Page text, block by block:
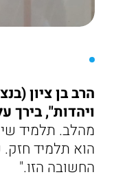
הרב בן ציון
ויהדות", בירך
מהלב. תלמיד
הוא תלמיד חזק.
החשובה הזו."